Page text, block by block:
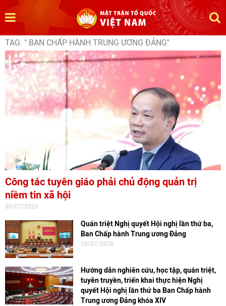
TAG: " BAN CHẤP HÀNH TRUNG ƯƠNG ĐẢNG"
Công tác tuyên giáo phải chủ động quản trị
niềm tin xã hội
30/07/2026
Quán triệt Nghị quyết Hội nghị lần thứ ba,
Ban Chấp hành Trung ương Đảng
29/07/2026
Hướng dẫn nghiên cứu, học tập, quán triệt,
tuyên truyền, triển khai thực hiện Nghị
quyết Hội nghị lần thứ ba Ban Chấp hành
Trung ương Đảng khóa XIV